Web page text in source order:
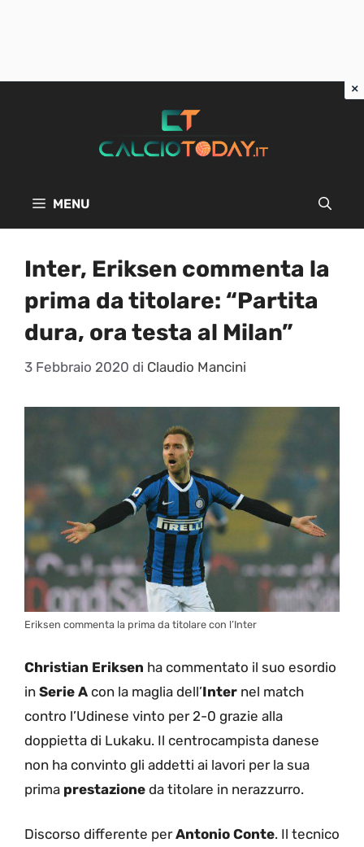
MENU
Inter, Eriksen commenta la
prima da titolare: “Partita
dura, ora testa al Milan”
3 Febbraio 2020 di Claudio Mancini
Eriksen commenta la prima da titolare con l’Inter
Christian Eriksen ha commentato il suo esordio
in Serie A con la maglia dell’Inter nel match
contro l’Udinese vinto per 2-0 grazie alla
doppietta di Lukaku. Il centrocampista danese
non ha convinto gli addetti ai lavori per la sua
prima prestazione da titolare in nerazzurro.
Discorso differente perAntonio Conte. Il tecnico